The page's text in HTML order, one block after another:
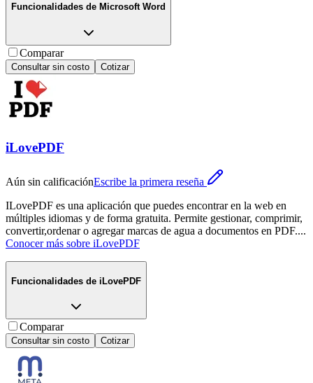
Funcionalidades de Microsoft Word
Comparar
Consultar sin costo Cotizar
iLovePDF
Aún sin calificaciónEscribe la primera reseña
ILovePDF es una aplicación que puedes encontrar en la web en
múltiples idiomas y de forma gratuita. Permite gestionar, comprimir,
convertir,ordenar o agregar marcas de agua a documentos en PDF....
Conocer más sobre iLovePDF
Funcionalidades de iLovePDF
Comparar
Consultar sin costo Cotizar